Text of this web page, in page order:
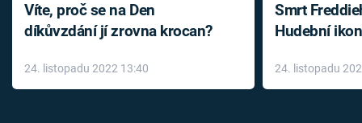
Víte, proč se na Den
díkůvzdání jí zrovna krocan?
24. listopadu 2022 13:40
Smrt
Hudební
léky
24. listopadu